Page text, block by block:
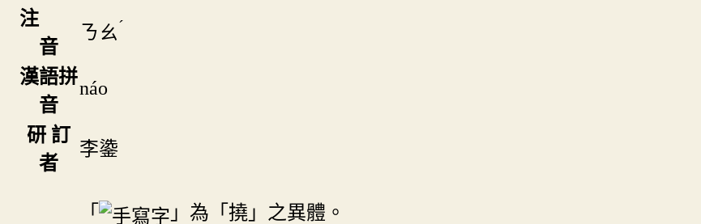
注
音
ㄋㄠˊ
漢語拼
音
náo
研 訂
者
李鍌
「 」為「撓」之異體。